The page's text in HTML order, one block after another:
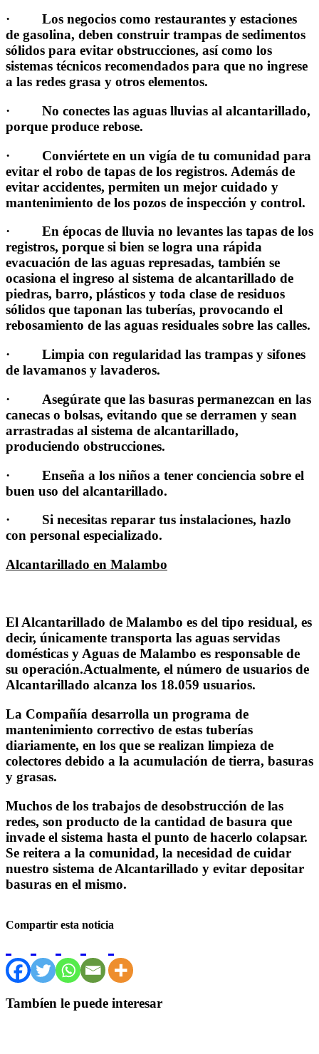
· Los negocios como restaurantes y estaciones
de gasolina, deben construir trampas de sedimentos
sólidos para evitar obstrucciones, así como los
sistemas técnicos recomendados para que no ingrese
a las redes grasa y otros elementos.
· No conectes las aguas lluvias al alcantarillado,
porque produce rebose.
· Conviértete en un vigía de tu comunidad para
evitar el robo de tapas de los registros. Además de
evitar accidentes, permiten un mejor cuidado y
mantenimiento de los pozos de inspección y control.
· En épocas de lluvia no levantes las tapas de los
registros, porque si bien se logra una rápida
evacuación de las aguas represadas, también se
ocasiona el ingreso al sistema de alcantarillado de
piedras, barro, plásticos y toda clase de residuos
sólidos que taponan las tuberías, provocando el
rebosamiento de las aguas residuales sobre las calles.
· Limpia con regularidad las trampas y sifones
de lavamanos y lavaderos.
· Asegúrate que las basuras permanezcan en las
canecas o bolsas, evitando que se derramen y sean
arrastradas al sistema de alcantarillado,
produciendo obstrucciones.
· Enseña a los niños a tener conciencia sobre el
buen uso del alcantarillado.
· Si necesitas reparar tus instalaciones, hazlo
con personal especializado.
Alcantarillado en Malambo
El Alcantarillado de Malambo es del tipo residual, es
decir, únicamente transporta las aguas servidas
domésticas y Aguas de Malambo es responsable de
su operación.Actualmente, el número de usuarios de
Alcantarillado alcanza los 18.059 usuarios.
La Compañía desarrolla un programa de
mantenimiento correctivo de estas tuberías
diariamente, en los que se realizan limpieza de
colectores debido a la acumulación de tierra, basuras
y grasas.
Muchos de los trabajos de desobstrucción de las
redes, son producto de la cantidad de basura que
invade el sistema hasta el punto de hacerlo colapsar.
Se reitera a la comunidad, la necesidad de cuidar
nuestro sistema de Alcantarillado y evitar depositar
basuras en el mismo.
Compartir esta noticia
Tambíen le puede interesar